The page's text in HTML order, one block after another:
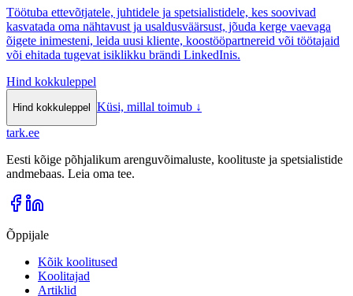
Töötuba ettevõtjatele, juhtidele ja spetsialistidele, kes soovivad
kasvatada oma nähtavust ja usaldusväärsust, jõuda kerge vaevaga
õigete inimesteni, leida uusi kliente, koostööpartnereid või töötajaid
või ehitada tugevat isiklikku brändi LinkedInis.
Hind kokkuleppel
Hind kokkuleppel Küsi, millal toimub ↓
tark.ee
Eesti kõige põhjalikum arenguvõimaluste, koolituste ja spetsialistide
andmebaas. Leia oma tee.
Õppijale
Kõik koolitused
Koolitajad
Artiklid